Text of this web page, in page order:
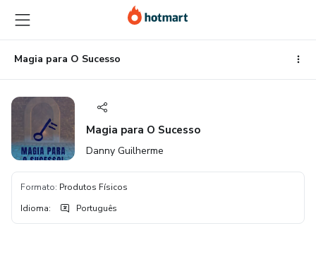
para
o
conteúdo
principal
para
o
pagamento
para
o
rodapé
Magia para O Sucesso
Magia para O Sucesso
Danny Guilherme
Formato: Produtos Físicos
Idioma: Português